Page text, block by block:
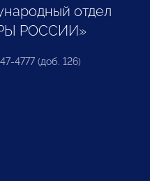
отдел
РОССИИ»
4777 (доб. 126)